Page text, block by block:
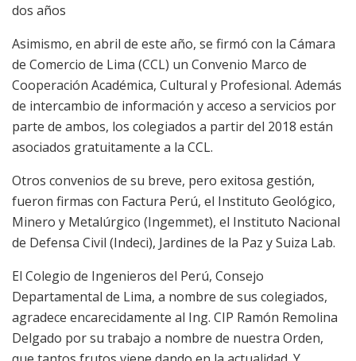
dos años
Asimismo, en abril de este año, se firmó con la Cámara
de Comercio de Lima (CCL) un Convenio Marco de
Cooperación Académica, Cultural y Profesional. Además
de intercambio de información y acceso a servicios por
parte de ambos, los colegiados a partir del 2018 están
asociados gratuitamente a la CCL.
Otros convenios de su breve, pero exitosa gestión,
fueron firmas con Factura Perú, el Instituto Geológico,
Minero y Metalúrgico (Ingemmet), el Instituto Nacional
de Defensa Civil (Indeci), Jardines de la Paz y Suiza Lab.
El Colegio de Ingenieros del Perú, Consejo
Departamental de Lima, a nombre de sus colegiados,
agradece encarecidamente al Ing. CIP Ramón Remolina
Delgado por su trabajo a nombre de nuestra Orden,